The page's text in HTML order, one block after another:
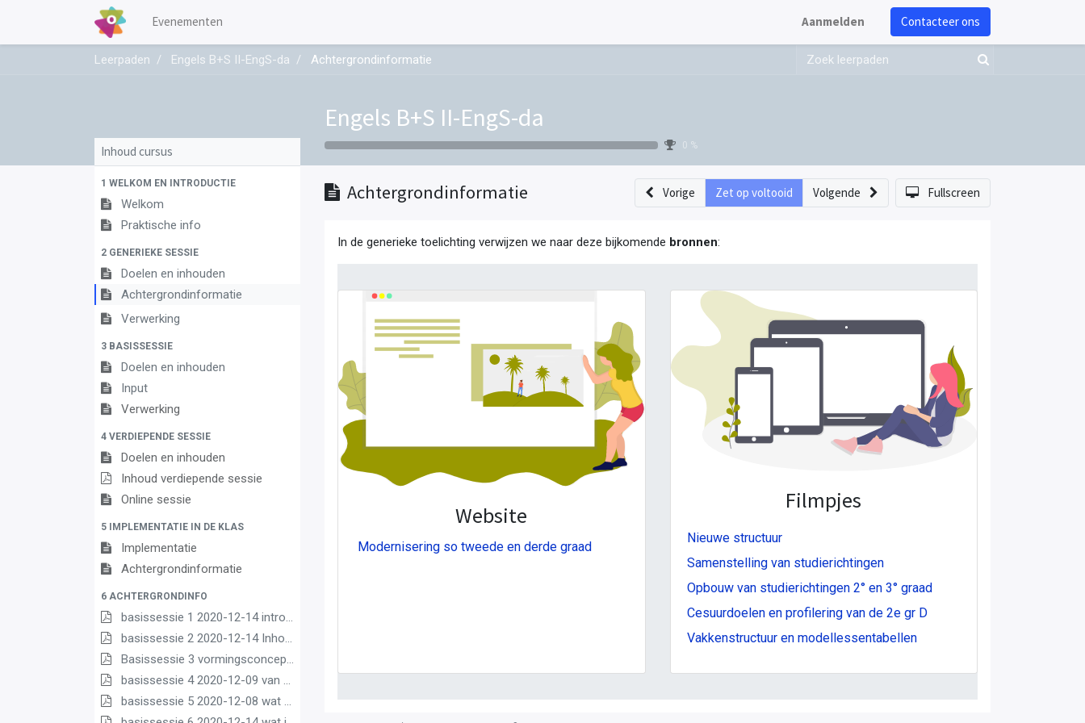
Evenementen Aanmelden Contacteer ons
Leerpaden Engels B+S II-EngS-da Achtergrondinformatie
Engels B+S II-EngS-da
0 %
Inhoud cursus
1 WELKOM EN INTRODUCTIE
Welkom
Praktische info
2 GENERIEKE SESSIE
Doelen en inhouden
Achtergrondinformatie
Verwerking
3 BASISSESSIE
Doelen en inhouden
Input
Verwerking
4 VERDIEPENDE SESSIE
Doelen en inhouden
Inhoud verdiepende sessie
Online sessie
5 IMPLEMENTATIE IN DE KLAS
Implementatie
Achtergrondinformatie
6 ACHTERGRONDINFO
basissessie 1 2020-12-14 intro (2) (2) (1) (1)
basissessie 2 2020-12-14 Inhoud en opbouw (2) (1) (1)
Basissessie 3 vormingsconcept (1)
basissessie 4 2020-12-09 van matrix nr leerplannen pdf (1) (1)
basissessie 5 2020-12-08 wat we borgen pdf (1) (1)
Achtergrondinformatie Vorige Zet op voltooid Volgende Fullscreen
In de generieke toelichting verwijzen we naar deze bijkomende bronnen:
Website
Modernisering so tweede en derde graad
Filmpjes
Nieuwe structuur
Samenstelling van studierichtingen
Opbouw van studierichtingen 2° en 3° graad
Cesuurdoelen en profilering van de 2e gr D
Vakkenstructuur en modellessentabellen